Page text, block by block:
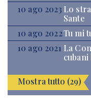
10 ago 2023 Lo
Sante
10 ago 2022Tu mi
10 ago 2021 La
cubani
Mostra tutto (29)